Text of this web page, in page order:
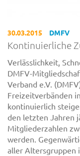
30.03.2015 DMFV
Kontinuierliche
Verlässlichkeit,
DMFV-
Verband e.V.
Freizeitverbänden
kontinuierlich
den letzten Jahren
Mitgliederzahlen
werden.
aller